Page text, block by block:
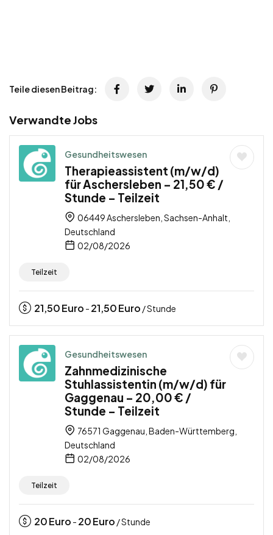
Teile diesen Beitrag:
Verwandte Jobs
Gesundheitswesen
Therapieassistent (m/w/d)
für Aschersleben – 21,50 € /
Stunde – Teilzeit
06449 Aschersleben, Sachsen-Anhalt,
Deutschland
02/08/2026
Teilzeit
21,50Euro - 21,50Euro / Stunde
Gesundheitswesen
Zahnmedizinische
Stuhlassistentin (m/w/d) für
Gaggenau – 20,00 € /
Stunde – Teilzeit
76571 Gaggenau, Baden-Württemberg,
Deutschland
02/08/2026
Teilzeit
20Euro - 20Euro / Stunde